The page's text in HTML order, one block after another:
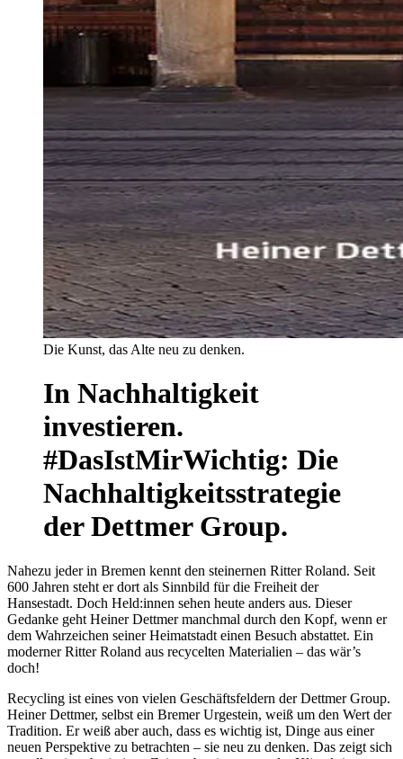
Die Kunst, das Alte neu zu denken.
In Nachhaltigkeit
investieren.
#DasIstMirWichtig: Die
Nachhaltigkeitsstrategie
der Dettmer Group.
Nahezu jeder in Bremen kennt den steinernen Ritter Roland. Seit
600 Jahren steht er dort als Sinnbild für die Freiheit der
Hansestadt. Doch Held:innen sehen heute anders aus. Dieser
Gedanke geht Heiner Dettmer manchmal durch den Kopf, wenn er
dem Wahrzeichen seiner Heimatstadt einen Besuch abstattet. Ein
moderner Ritter Roland aus recycelten Materialien – das wär’s
doch!
Recycling ist eines von vielen Geschäftsfeldern der Dettmer Group.
Heiner Dettmer, selbst ein Bremer Urgestein, weiß um den Wert der
Tradition. Er weiß aber auch, dass es wichtig ist, Dinge aus einer
neuen Perspektive zu betrachten – sie neu zu denken. Das zeigt sich